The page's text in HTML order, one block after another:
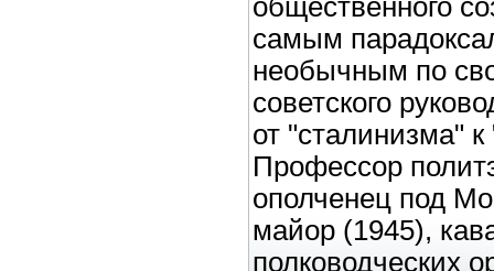
общественного
самым
необычным по
советского
от "сталинизма"
Профессор
ополченец под
майор (1945),
полководческих